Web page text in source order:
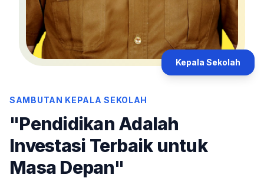
Kepala Sekolah
SAMBUTAN KEPALA SEKOLAH
"Pendidikan Adalah
Investasi Terbaik untuk
Masa Depan"